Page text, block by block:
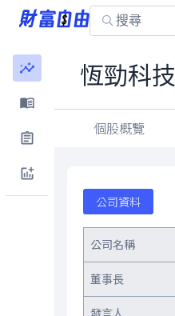
恆勁科技
個股概覽
公司資料
公司名稱
董事長
發言人